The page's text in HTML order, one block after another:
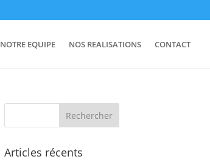
NOTRE EQUIPE NOS REALISATIONS CONTACT
Articles récents